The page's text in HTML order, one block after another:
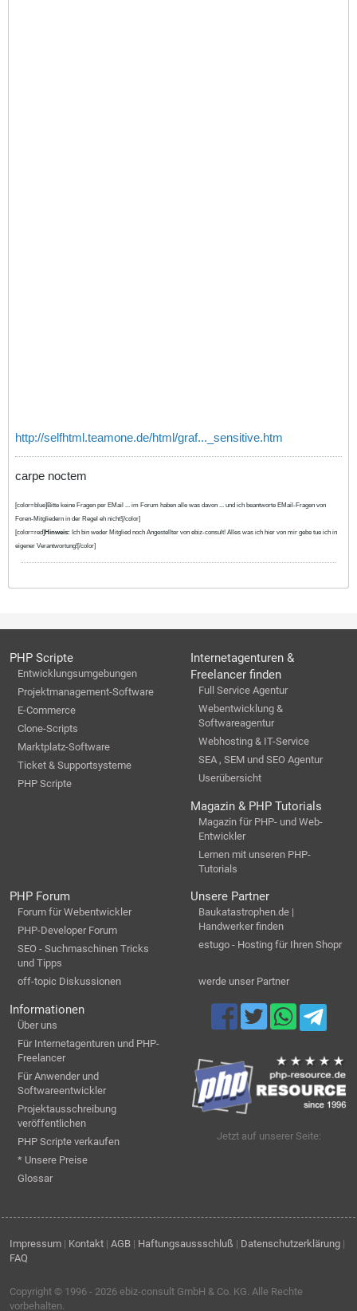
http://selfhtml.teamone.de/html/graf..._sensitive.htm
carpe noctem
[color=blue]Bitte keine Fragen per EMail ... im Forum haben alle was davon ... und ich beantworte EMail-Fragen von
Foren-Mitgliedern in der Regel eh nicht![/color]
[color=red]Hinweis: Ich bin weder Mitglied noch Angestellter von ebiz-consult! Alles was ich hier von mir gebe tue ich in
eigener Verantwortung![/color]
PHP Scripte
Entwicklungsumgebungen
Projektmanagement-Software
E-Commerce
Clone-Scripts
Marktplatz-Software
Ticket & Supportsysteme
PHP Scripte
Internetagenturen &
Freelancer finden
Full Service Agentur
Webentwicklung &
Softwareagentur
Webhosting & IT-Service
SEA , SEM und SEO Agentur
Userübersicht
Magazin & PHP Tutorials
Magazin für PHP- und Web-
Entwickler
Lernen mit unseren PHP-
Tutorials
PHP Forum
Forum für Webentwickler
PHP-Developer Forum
SEO - Suchmaschinen Tricks
und Tipps
off-topic Diskussionen
Unsere Partner
Baukatastrophen.de |
Handwerker finden
estugo - Hosting für Ihren Shopr
werde unser Partner
Informationen
Über uns
Für Internetagenturen und PHP-
Freelancer
Für Anwender und
Softwareentwickler
Projektausschreibung
veröffentlichen
PHP Scripte verkaufen
* Unsere Preise
Glossar
Jetzt auf unserer Seite:
Impressum | Kontakt | AGB | Haftungsaussschluß | Datenschutzerklärung |
FAQ
Copyright © 1996 - 2026 ebiz-consult GmbH & Co. KG. Alle Rechte
vorbehalten.